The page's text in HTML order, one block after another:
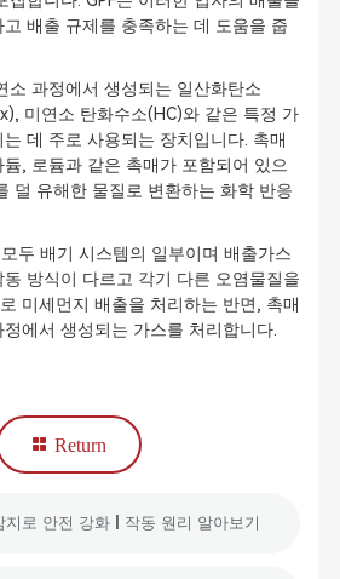
배출 규제를 충족하는 데 도움을 줍
소 과정에서 생성되는 일산화탄소
미연소 탄화수소(HC)와 같은 특정 가
데 주로 사용되는 장치입니다. 촉매
, 로듐과 같은 촉매가 포함되어 있으
덜 유해한 물질로 변환하는 화학 반응
두 배기 시스템의 일부이며 배출가스
방식이 다르고 각기 다른 오염물질을
미세먼지 배출을 처리하는 반면, 촉매
에서 생성되는 가스를 처리합니다.
Return
로 안전 강화 | 작동 원리 알아보기